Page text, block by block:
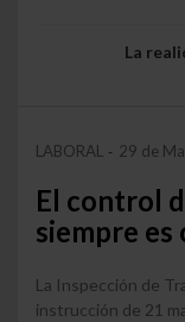
La
LABORAL - 29 de
El control
siempre
La Inspección de
instrucción de 21